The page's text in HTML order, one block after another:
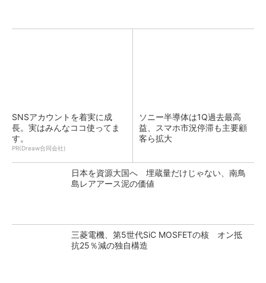
SNSアカウントを着実に成
長。実はみんなココ使ってま
す。
PR(Dreaw合同会社)
ソニー半導体は1Q過去最高
益、スマホ市況停滞も主要顧
客ら拡大
日本を資源大国へ 埋蔵量だけじゃない、南鳥
島レアアース泥の価値
三菱電機、第5世代SiC MOSFETの核 オン抵
抗25％減の独自構造